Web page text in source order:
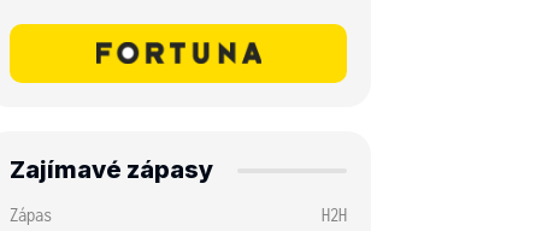
Zajímavé zápasy
Zápas
H2H